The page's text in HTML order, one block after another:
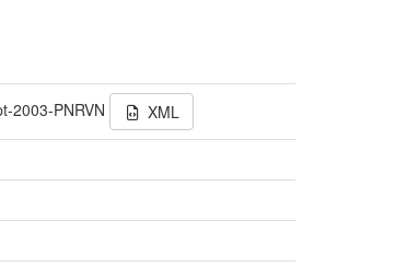
2003-PNRVN XML